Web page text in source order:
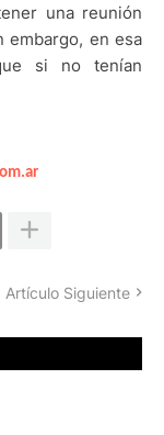
una reunión
embargo, en esa
si no tenían
Artículo Siguiente